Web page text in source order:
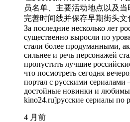
员名单、主要活动地点以及
完善时间线并保存早期街头文
За последние несколько лет
существенно выросли по
стали более продуманными,
сильнее и речь персонажей
пропустить лучшие
что посмотреть сегодня
портал с русскими
достойные новинки и
kino24.ru]русские сериалы по
4 月前